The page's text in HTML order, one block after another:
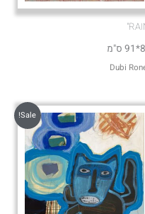
Dubi
Sale!